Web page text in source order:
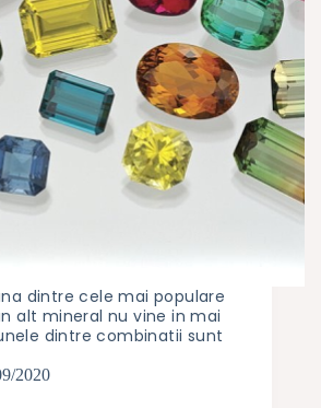
dintre cele mai populare
alt mineral nu vine in mai
dintre combinatii sunt
2020